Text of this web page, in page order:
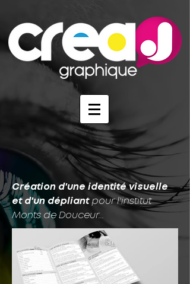
Création d'une identité visuelle
et d'un dépliant pour l'institut
Monts de Douceur...